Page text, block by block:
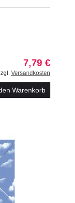
7,79 €
Versandkosten
Warenkorb